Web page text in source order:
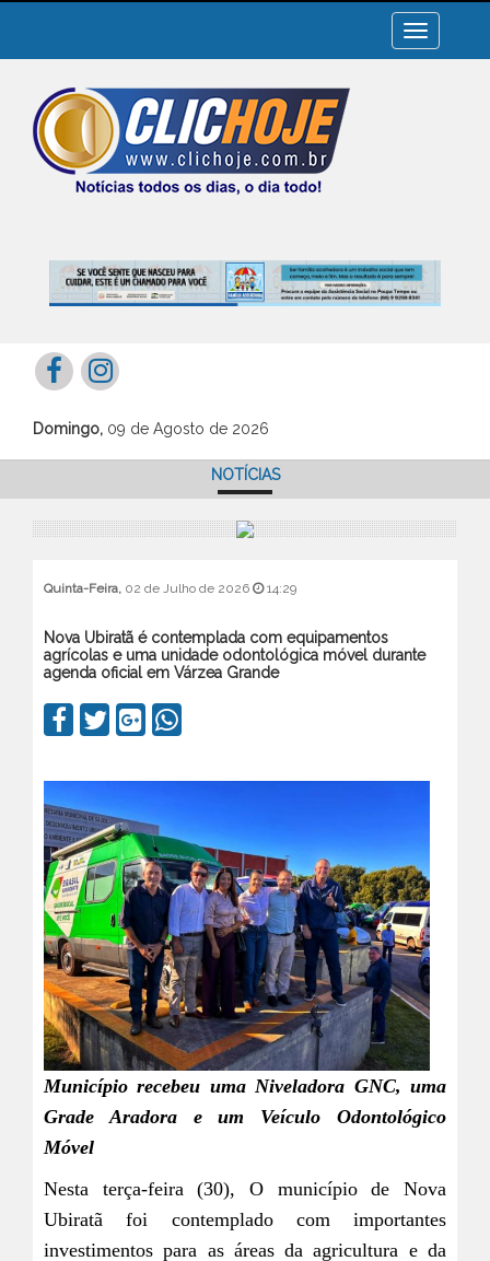
Toggle
navigation
Domingo, 09 de Agosto de 2026
NOTÍCIAS
Quinta-Feira, 02 de Julho de 2026 14:29
Nova Ubiratã é contemplada com equipamentos
agrícolas e uma unidade odontológica móvel durante
agenda oficial em Várzea Grande
Município recebeu uma Niveladora GNC, uma
Grade Aradora e um Veículo Odontológico
Móvel
Nesta terça-feira (30), O município de Nova
Ubiratã foi contemplado com importantes
investimentos para as áreas da agricultura e da